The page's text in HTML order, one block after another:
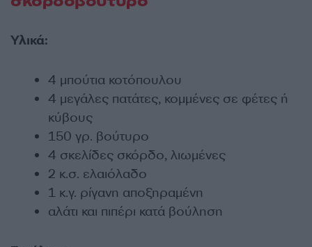
Υλικά:
4 μπούτια κοτόπουλου
4 μεγάλες πατάτες, κομμένες σε φέτες ή
κύβους
150 γρ. βούτυρο
4 σκελίδες σκόρδο, λιωμένες
2 κ.σ. ελαιόλαδο
1 κ.γ. ρίγανη αποξηραμένη
αλάτι και πιπέρι κατά βούληση